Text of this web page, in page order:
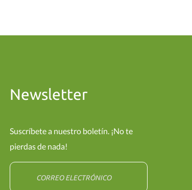
Newsletter
Suscríbete a nuestro boletín. ¡No te
pierdas de nada!